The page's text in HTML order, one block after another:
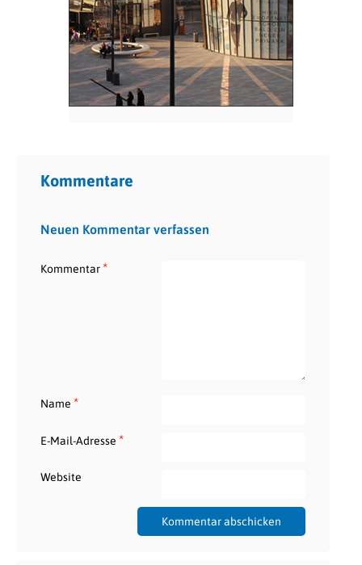
Kommentare
Neuen Kommentar verfassen
Kommentar*
Name *
E-Mail-Adresse *
Website